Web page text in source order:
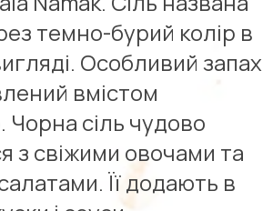
темно-бурий колір в
Особливий запах
вмістом
Чорна сіль чудово
з свіжими овочами та
Її додають в